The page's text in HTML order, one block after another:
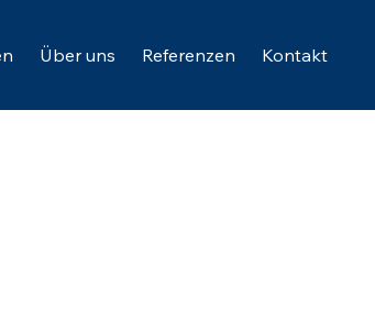
Über uns Referenzen Kontakt